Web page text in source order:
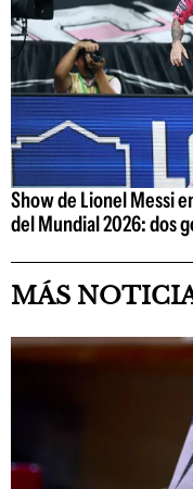
Show de Lionel Messi
del Mundial 2026: dos
MÁS